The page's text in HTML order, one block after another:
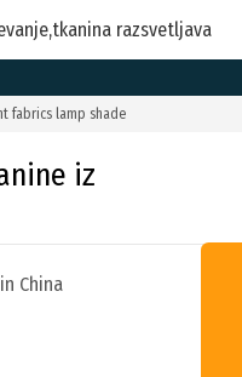
fabrics lamp shade
iz
China